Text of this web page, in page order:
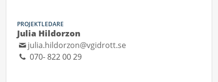
PROJEKTLEDARE
Julia Hildorzon
julia.hildorzon@vgidrott.se
070- 822 00 29